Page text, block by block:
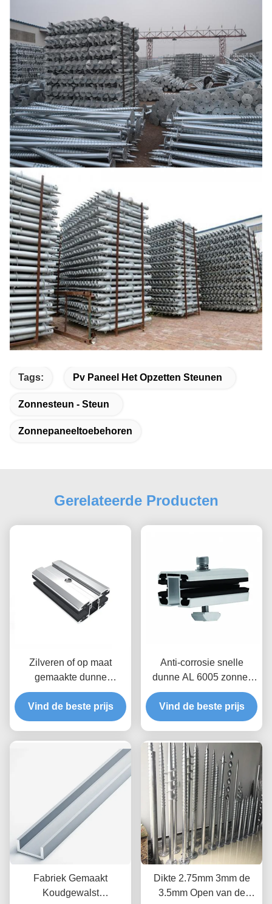
Tags: Pv Paneel Het Opzetten Steunen
Zonnesteun - Steun
Zonnepaneeltoebehoren
Gerelateerde Producten
Zilveren of op maat
gemaakte dunne
zonnepaneel montage
tussen / midden / eind
klemmen voor zonne-
Vind de beste prijs
Anti-corrosie snelle
dunne AL 6005 zonne-
module midden / eind
klemmen
Vind de beste prijs
Fabriek Gemaakt
Koudgewalst
Dikte 2.75mm 3mm de
3.5mm Open van de